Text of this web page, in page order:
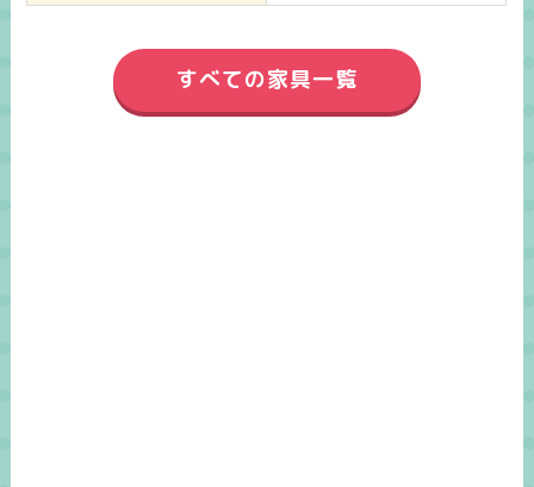
すべての家具一覧